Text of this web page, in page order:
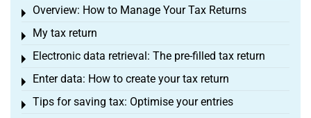
Overview: How to Manage Your Tax Returns
Toggle menu
My tax return
Toggle menu
Electronic data retrieval: The pre-filled tax return
Toggle menu
Enter data: How to create your tax return
Toggle menu
Tips for saving tax: Optimise your entries
Toggle menu